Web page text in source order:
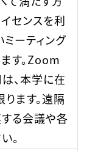
センスを利
ーティング
す。Zoom
、本学に在
ます。遠隔
る会議や各
。